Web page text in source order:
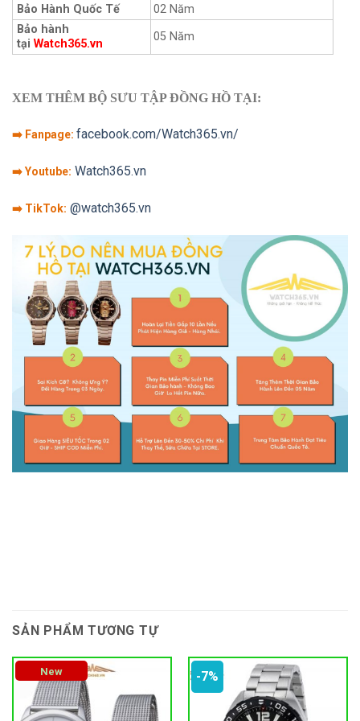
Bảo Hành Quốc Tế
02 Năm
Bảo hành
tại Watch365.vn
05 Năm
XEM THÊM BỘ SƯU TẬP ĐỒNG HỒ TẠI:
➡️ Fanpage: facebook.com/Watch365.vn/
➡️ Youtube: Watch365.vn
➡️ TikTok: @watch365.vn
SẢN PHẨM TƯƠNG TỰ
New -7%